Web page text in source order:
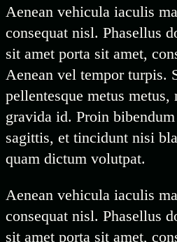
Aenean vehicula iaculis
consequat nisl. Phasellus
sit amet porta sit amet,
Aenean vel tempor turpis.
pellentesque metus metus,
gravida id. Proin
sagittis, et tincidunt nisi
quam dictum volutpat.
Aenean vehicula iaculis
consequat nisl. Phasellus
sit amet porta sit amet,